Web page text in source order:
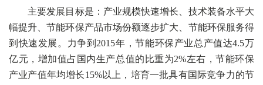
主要发展目标是：产业规模快速增长、技术装备水平大
幅提升、节能环保产品市场份额逐步扩大、节能环保服务得
到快速发展。力争到2015年，节能环保产业总产值达4.5万
亿元，增加值占国内生产总值的比重为2%左右，节能环保
产业产值年均增长15%以上，培育一批具有国际竞争力的节